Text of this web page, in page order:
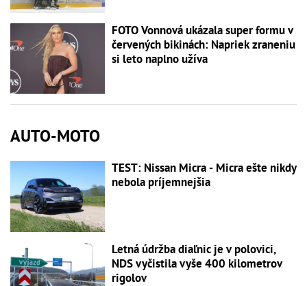
FOTO Vonnová ukázala super formu v
červených bikinách: Napriek zraneniu
si leto naplno užíva
AUTO-MOTO
TEST: Nissan Micra - Micra ešte nikdy
nebola príjemnejšia
Letná údržba diaľnic je v polovici,
NDS vyčistila vyše 400 kilometrov
rigolov